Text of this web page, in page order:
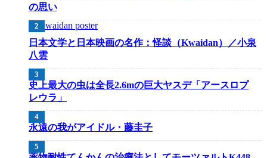
の思い
日本文学と日本映画の名作：怪談（Kwaidan）／小泉
八雲
史上最大の虫は全長2.6mの巨大ヤスデ「アースロプ
レウラ」
永遠の我がアイドル・藤圭子